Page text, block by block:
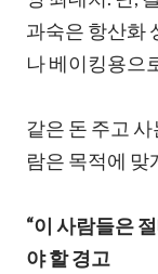
과숙은 항산화
나 베이킹용으
같은 돈 주고
람은 목적에 맞
“이 사람들은
야 할 경고